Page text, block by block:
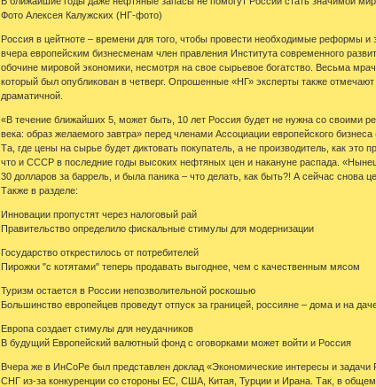
Фото Алексея Калужских (НГ-фото)
Россия в цейтноте – времени для того, чтобы провести необходимые реформы
вчера европейским бизнесменам член правления Института современного
обочине мировой экономики, несмотря на свое сырьевое богатство. Весьма
который был опубликован в четверг. Опрошенные «НГ» эксперты также
драматичной.
«В течение ближайших 5, может быть, 10 лет Россия будет не нужна со своими
века: образ желаемого завтра» перед членами Ассоциации европейского
Та, где цены на сырье будет диктовать покупатель, а не производитель, как
что и СССР в последние годы высоких нефтяных цен и накануне распада.
30 долларов за баррель, и была паника – что делать, как быть?! А сейчас снова
Также в разделе:
Инновации пропустят через налоговый рай
Правительство определило фискальные стимулы для модернизации
Государство открестилось от потребителей
Пирожки "с котятами" теперь продавать выгоднее, чем с качественным мясом
Туризм остается в России непозволительной роскошью
Большинство европейцев проведут отпуск за границей, россияне – дома и на
Европа создает стимулы для неудачников
В будущий Европейский валютный фонд с оговорками может войти и Россия
Вчера же в ИнСоРе был представлен доклад «Экономические интересы и
СНГ из-за конкуренции со стороны ЕС, США, Китая, Турции и Ирана. Так, в